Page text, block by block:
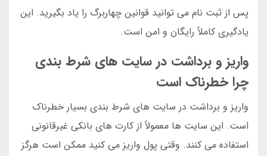
پس از ثبت نام می توانید قوانین چهاربرگ را یاد بگیرید. این
یادگیری کاملاً رایگان و امن است.
واریز و برداشت در سایت های شرط بندی
چرا خطرناک است
واریز و برداشت در سایت های شرط بندی بسیار خطرناک
است. این سایت ها معمولاً از کارت های بانکی غیرقانونی
استفاده می کنند. وقتی پول واریز می کنید ممکن است هرگز